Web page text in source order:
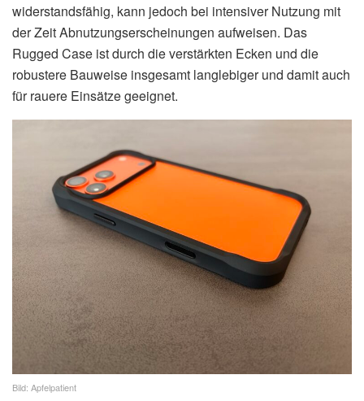
widerstandsfähig, kann jedoch bei intensiver Nutzung mit
der Zeit Abnutzungserscheinungen aufweisen. Das
Rugged Case ist durch die verstärkten Ecken und die
robustere Bauweise insgesamt langlebiger und damit auch
für rauere Einsätze geeignet.
Bild: Apfelpatient